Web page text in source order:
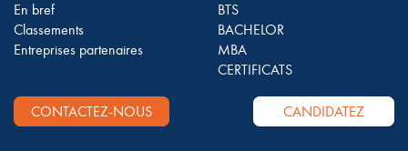
En bref
Classements
Entreprises partenaires
BTS
BACHELOR
MBA
CERTIFICATS
CONTACTEZ-NOUS CANDIDATEZ